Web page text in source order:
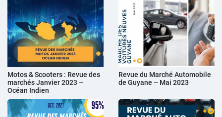
Motos & Scooters : Revue des
marchés Janvier 2023 –
Océan Indien
Revue du Marché Automobile
de Guyane – Mai 2023